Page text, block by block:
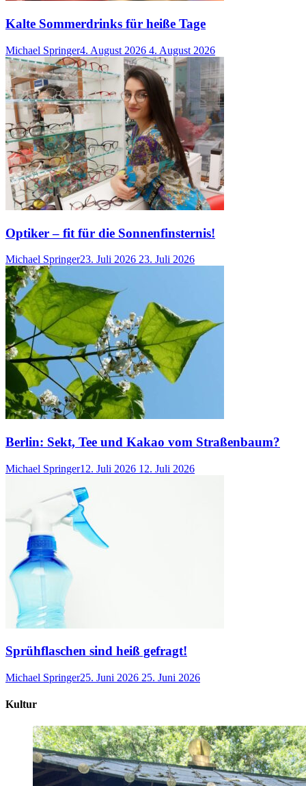
Kalte Sommerdrinks für heiße Tage
Michael Springer4. August 2026 4. August 2026
Optiker – fit für die Sonnenfinsternis!
Michael Springer23. Juli 2026 23. Juli 2026
Berlin: Sekt, Tee und Kakao vom Straßenbaum?
Michael Springer12. Juli 2026 12. Juli 2026
Sprühflaschen sind heiß gefragt!
Michael Springer25. Juni 2026 25. Juni 2026
Kultur